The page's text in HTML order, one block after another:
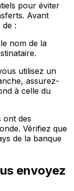
pour éviter
Avant
de :
nom de la
utilisez un
assurez-
à celle du
ont des
Vérifiez que
de la banque
envoyez